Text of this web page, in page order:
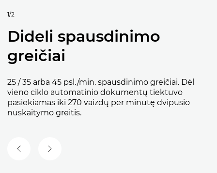
1/2
Dideli spausdinimo
greičiai
25 / 35 arba 45 psl./min. spausdinimo greičiai. Dėl
vieno ciklo automatinio dokumentų tiektuvo
pasiekiamas iki 270 vaizdų per minutę dvipusio
nuskaitymo greitis.
ANKSTESNĖ SKAIDRĖ
KITA SKAIDRĖ